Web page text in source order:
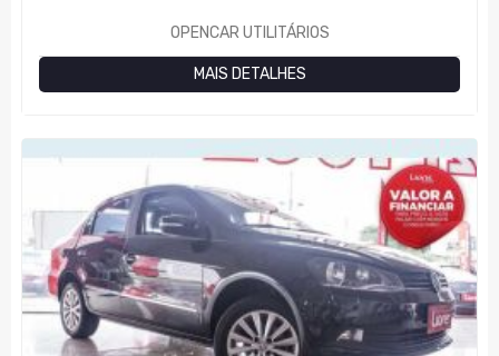
OPENCAR UTILITÁRIOS
MAIS DETALHES